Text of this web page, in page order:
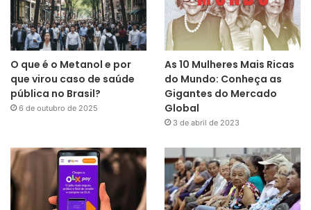
O que é o Metanol e por
que virou caso de saúde
pública no Brasil?
6 de outubro de 2025
As 10 Mulheres Mais Ricas
do Mundo: Conheça as
Gigantes do Mercado
Global
3 de abril de 2023